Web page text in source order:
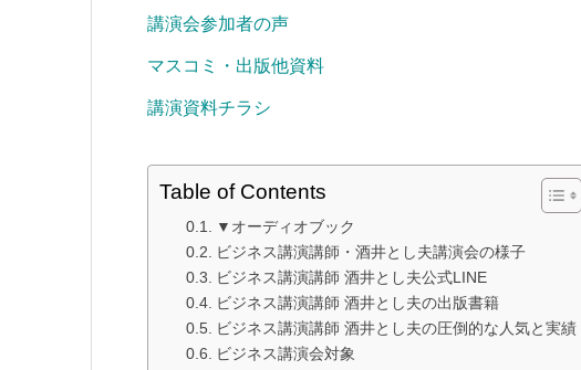
講演会参加者の声
マスコミ・出版他資料
講演資料チラシ
Table of Contents
▼オーディオブック
ビジネス講演講師・酒井とし夫講演会の様子
ビジネス講演講師 酒井とし夫公式LINE
ビジネス講演講師 酒井とし夫の出版書籍
ビジネス講演講師 酒井とし夫の圧倒的な人気と実績
ビジネス講演会対象